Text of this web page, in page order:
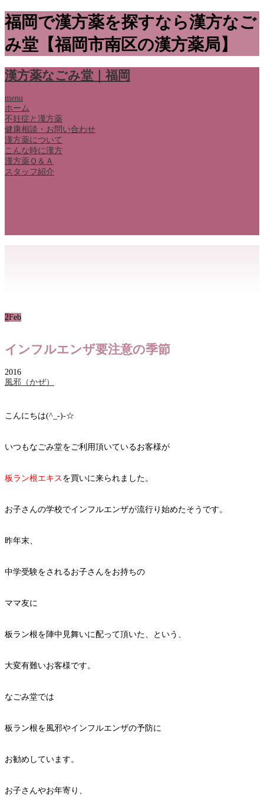
福岡で漢方薬を探すなら漢方なご
み堂【福岡市南区の漢方薬局】
漢方薬なごみ堂｜福岡
menu
ホーム
不妊症と漢方薬
健康相談・お問い合わせ
漢方薬について
こんな時に漢方
漢方薬Ｑ＆Ａ
スタッフ紹介
2Feb
インフルエンザ要注意の季節
2016
風邪（かぜ）
こんにちは(^_-)-☆
いつもなごみ堂をご利用頂いているお客様が
板ラン根エキス を買いに来られました。
お子さんの学校でインフルエンザが流行り始めたそうです。
昨年末、
中学受験をされるお子さんをお持ちの
ママ友に
板ラン根を陣中見舞いに配って頂いた、という、
大変有難いお客様です。
なごみ堂では
板ラン根を風邪やインフルエンザの予防に
お勧めしています。
お子さんやお年寄り、